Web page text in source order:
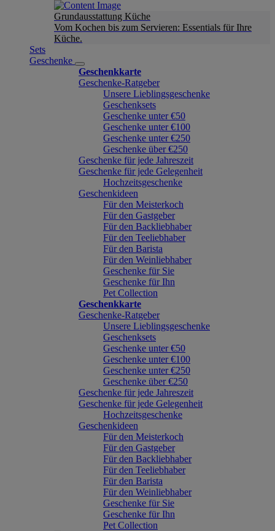
Grundausstattung Küche
Vom Kochen bis zum Servieren: Essentials für Ihre
Küche.
Sets
Geschenke
Geschenkkarte
Geschenke-Ratgeber
Unsere Lieblingsgeschenke
Geschenksets
Geschenke unter €50
Geschenke unter €100
Geschenke unter €250
Geschenke über €250
Geschenke für jede Jahreszeit
Geschenke für jede Gelegenheit
Hochzeitsgeschenke
Geschenkideen
Für den Meisterkoch
Für den Gastgeber
Für den Backliebhaber
Für den Teeliebhaber
Für den Barista
Für den Weinliebhaber
Geschenke für Sie
Geschenke für Ihn
Pet Collection
Geschenkkarte
Geschenke-Ratgeber
Unsere Lieblingsgeschenke
Geschenksets
Geschenke unter €50
Geschenke unter €100
Geschenke unter €250
Geschenke über €250
Geschenke für jede Jahreszeit
Geschenke für jede Gelegenheit
Hochzeitsgeschenke
Geschenkideen
Für den Meisterkoch
Für den Gastgeber
Für den Backliebhaber
Für den Teeliebhaber
Für den Barista
Für den Weinliebhaber
Geschenke für Sie
Geschenke für Ihn
Pet Collection